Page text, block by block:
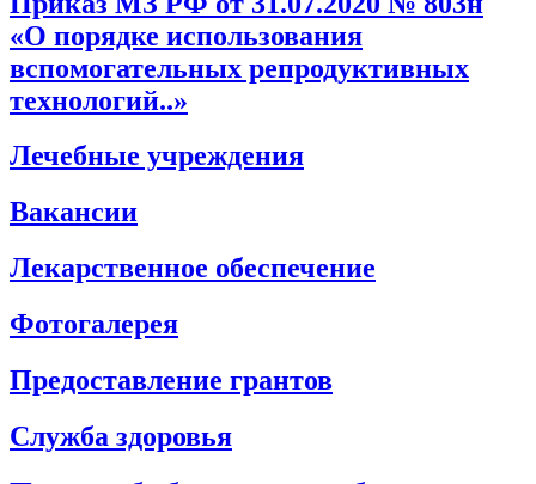
«О порядке использования
вспомогательных репродуктивных
технологий..»
Лечебные учреждения
Вакансии
Лекарственное обеспечение
Фотогалерея
Предоставление грантов
Служба здоровья